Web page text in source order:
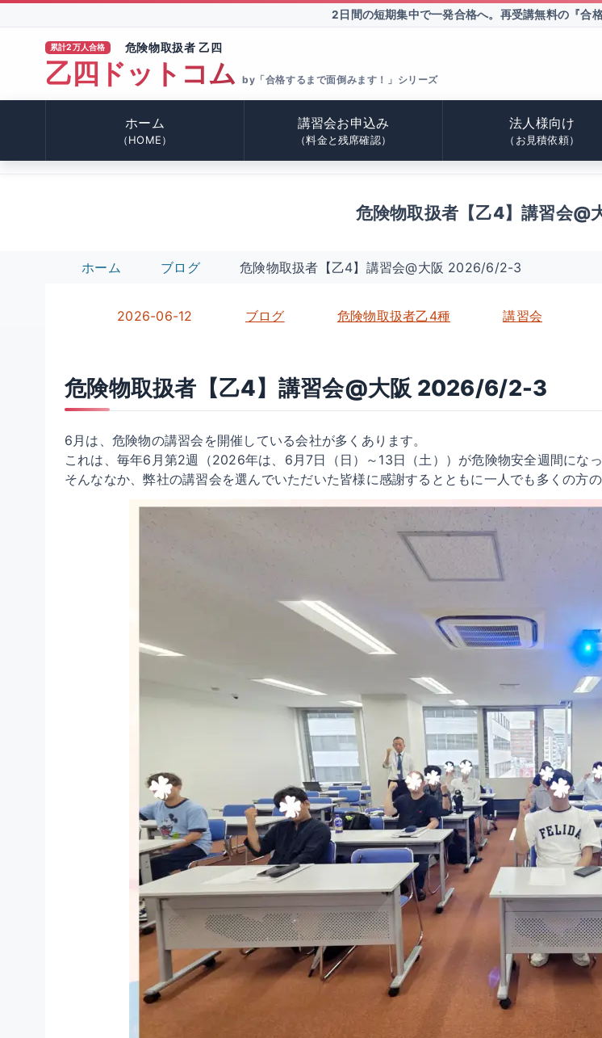
2日間の短期集中で一発合格へ。 再受講無料の『合
累計2万人合格 危険物取扱者 乙四
乙四ドットコム by「合格するまで面倒みます！」シリーズ
ホーム
（HOME）
講習会お申込み
（料金と残席確認）
法人様向け
（お見積依頼）
危険物取扱者【乙4】講習会
ホーム ブログ 危険物取扱者【乙4】講習会@大阪 2026/6/2-3
2026-06-12 ブログ 危険物取扱者乙4種 講習会
危険物取扱者【乙4】講習会@大阪 2026/6/2-3
6月は、危険物の講習会を開催している会社が多くあります。
これは、毎年6月第2週（2026年は、6月7日（日）～13日（土））が危険物安全週間にな
そんななか、弊社の講習会を選んでいただいた皆様に感謝するとともに一人でも多くの方